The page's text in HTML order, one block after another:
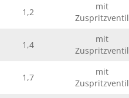
1,2
mit
Zuspritzventil
1,4
mit
Zuspritzventil
1,7
mit
Zuspritzventil